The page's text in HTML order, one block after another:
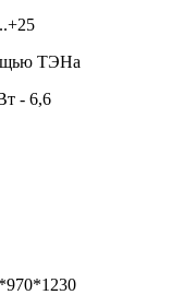
ТЭНа
- 6,6